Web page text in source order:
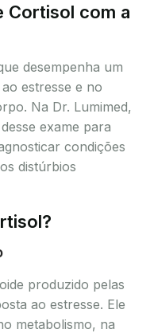
Cortisol com a
desempenha um
estresse e no
Na Dr. Lumimed,
exame para
condições
distúrbios
produzido pelas
ao estresse. Ele
metabolismo, na